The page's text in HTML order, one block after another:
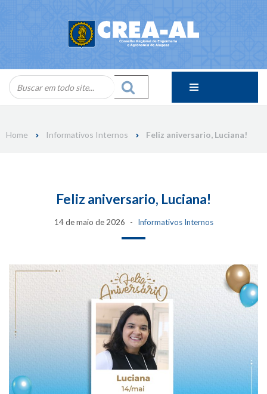
Home Informativos Internos Feliz aniversario, Luciana!
Feliz aniversario, Luciana!
14 de maio de 2026 Informativos Internos